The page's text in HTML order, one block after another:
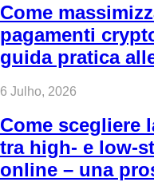
Come
pagamenti
guida pratica
6 Julho, 2026
Come scegliere
tra high‑ e
online – una